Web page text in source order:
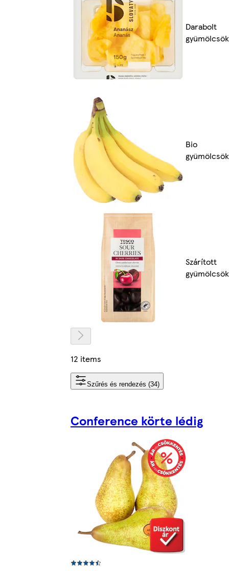
Darabolt
gyümölcsök
Bio
gyümölcsök
Szárított
gyümölcsök
12 items
Szűrés és rendezés (34)
Conference körte lédig